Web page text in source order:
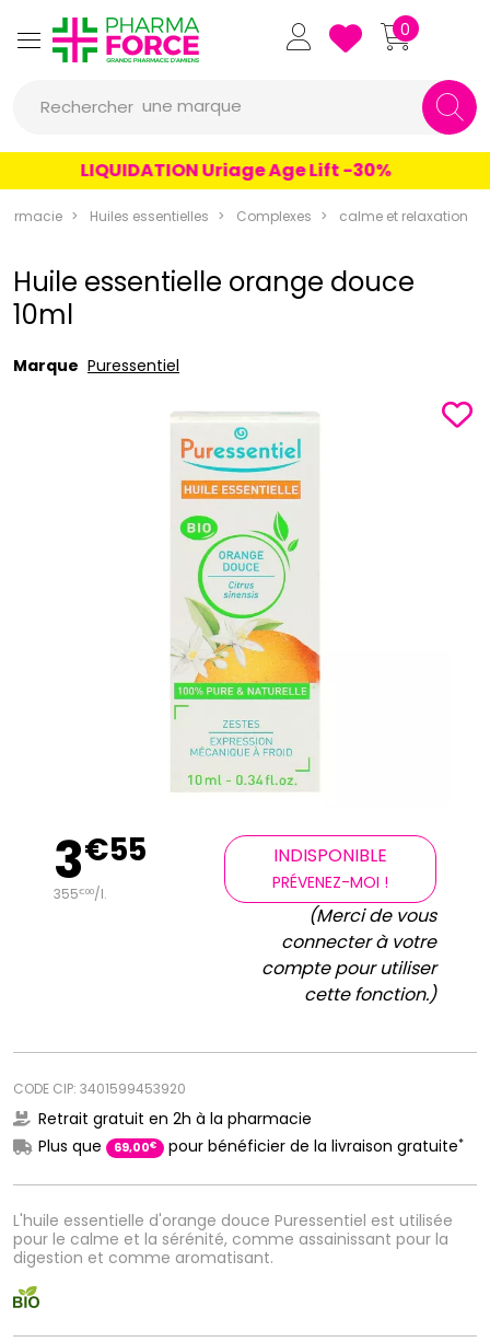
Pharmaforce Grande Pharmacie
0
Rechercher
un produit
une marque
LIQUIDATION Uriage Age Lift -30%
Huiles essentielles Complexes calme et relaxation
Huile essentielle orange douce
10ml
Marque Puressentiel
L'huile essentielle d'orange douce Puressentiel est utilisée
pour le calme et la sérénité, comme assainissant pour la
digestion et comme aromatisant.
3€55
355€00/l.
INDISPONIBLE
PRÉVENEZ-MOI !
(Merci de vous
connecter à votre
compte pour utiliser
cette fonction.)
CODE CIP: 3401599453920
Retrait gratuit en 2h à la pharmacie
Plus que
69,00€ pour bénéficier de la livraison gratuite*